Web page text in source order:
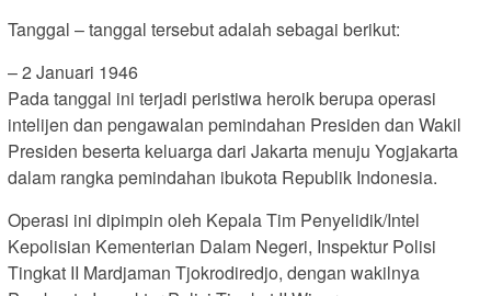
Tanggal – tanggal tersebut adalah sebagai berikut:
– 2 Januari 1946
Pada tanggal ini terjadi peristiwa heroik berupa operasi
intelijen dan pengawalan pemindahan Presiden dan Wakil
Presiden beserta keluarga dari Jakarta menuju Yogjakarta
dalam rangka pemindahan ibukota Republik Indonesia.
Operasi ini dipimpin oleh Kepala Tim Penyelidik/Intel
Kepolisian Kementerian Dalam Negeri, Inspektur Polisi
Tingkat II Mardjaman Tjokrodiredjo, dengan wakilnya